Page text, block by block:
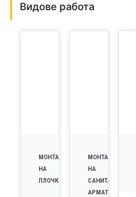
Видове работа
МОНТАЖ
НА
ПЛОЧКИ
МОНТАЖ
НА
САНИТАРНИ
АРМАТУРИ